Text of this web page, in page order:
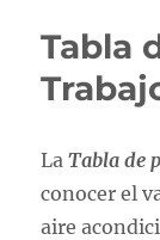
Tabla
LaTabla de
conocer el
aire